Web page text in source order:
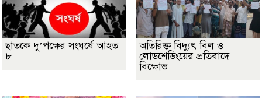
ছাতকে দু’পক্ষের সংঘর্ষে আহত
৮
অতিরিক্ত বিদ্যুৎ বিল ও
লোডশেডিংয়ের প্রতিবাদে
বিক্ষোভ